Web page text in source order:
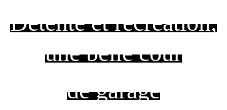
Détente et récréation,
une belle cour
de garage